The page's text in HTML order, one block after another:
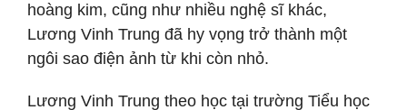
hoàng kim, cũng như nhiều nghệ sĩ khác,
Lương Vinh Trung đã hy vọng trở thành một
ngôi sao điện ảnh từ khi còn nhỏ.
Lương Vinh Trung theo học tại trường Tiểu học